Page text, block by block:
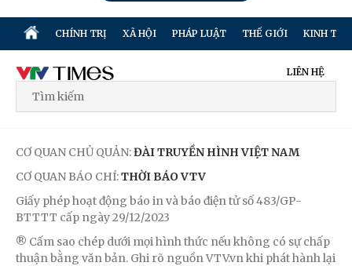
CHÍNH TRỊ XÃ HỘI PHÁP LUẬT THẾ GIỚI KINH TẾ
LIÊN HỆ
CƠ QUAN CHỦ QUẢN:ĐÀI TRUYỀN HÌNH VIỆT NAM
CƠ QUAN BÁO CHÍ:THỜI BÁO VTV
Giấy phép hoạt động báo in và báo điện tử số 483/GP-
BTTTT cấp ngày 29/12/2023
® Cấm sao chép dưới mọi hình thức nếu không có sự chấp
thuận bằng văn bản. Ghi rõ nguồn VTV.vn khi phát hành lại